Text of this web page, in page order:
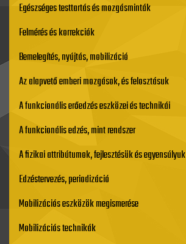
Egészséges testtartás és mozgásminták
Felmérés és korrekciók
Bemelegítés, nyújtás, mobilizáció
Az alapvető emberi mozgások, és felosztásuk
A funkcionális erőedzés eszközei és technikái
A funkcionális edzés, mint rendszer
A fizikai attribútumok, fejlesztésük és egyensúlyuk
Edzéstervezés, periodizáció
Mobilizációs eszközök megismerése
Mobilizációs technikák